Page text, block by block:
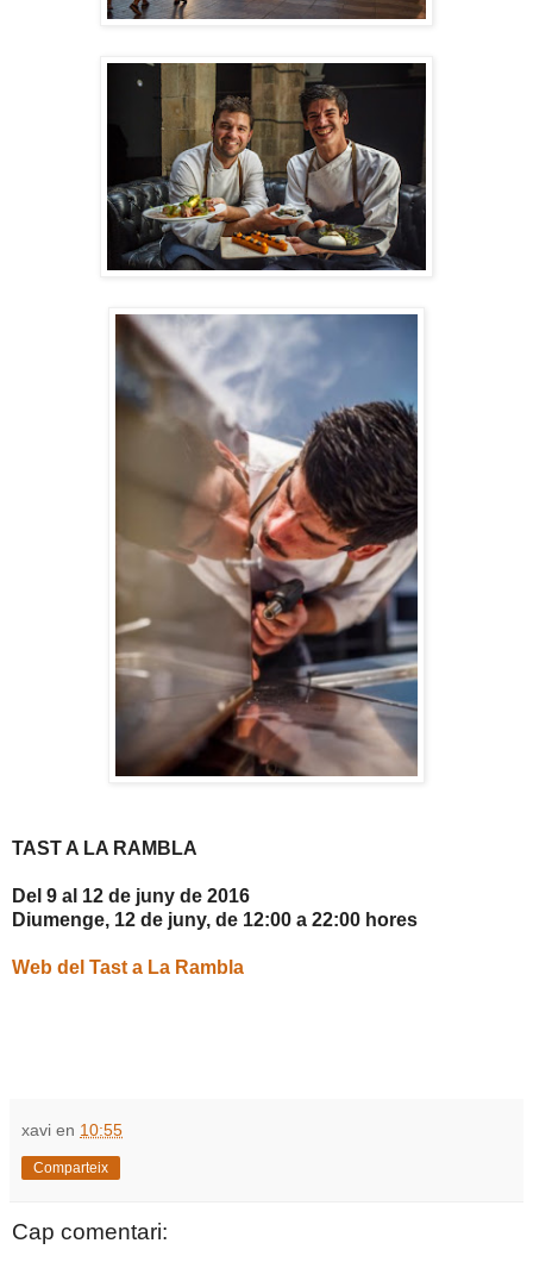
TAST A LA RAMBLA
Del 9 al 12 de juny de 2016
Diumenge, 12 de juny, de 12:00 a 22:00 hores
Web del Tast a La Rambla
xavi en 10:55
Comparteix
Cap comentari: